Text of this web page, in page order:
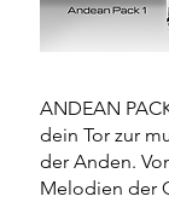
ANDEAN
dein Tor zur
der Anden.
Melodien der